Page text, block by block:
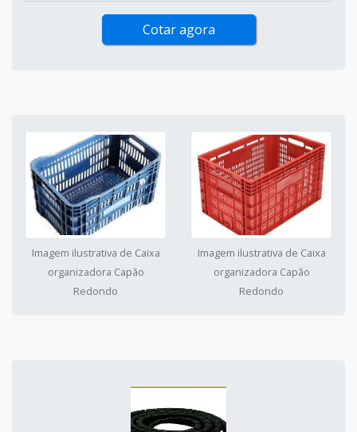
Cotar agora
Imagem ilustrativa de Caixa
organizadora Capão
Redondo
Imagem ilustrativa de Caixa
organizadora Capão
Redondo